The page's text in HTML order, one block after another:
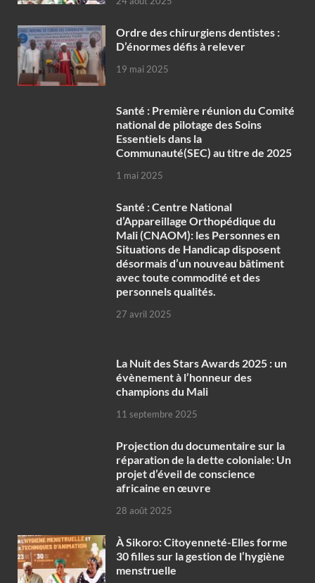
Ordre des chirurgiens dentistes :
D’énormes défis à relever
19 mai 2025
Santé : Première réunion du Comité
national de pilotage des Soins
Essentiels dans la
Communauté(SEC) au titre de 2025
1 mai 2025
Santé : Centre National
d’Appareillage Orthopédique du
Mali (CNAOM): les Personnes en
Situations de Handicap disposent
désormais d’un nouveau bâtiment
avec toute commodité et des
personnels qualités.
27 avril 2025
‎La Nuit des Stars Awards 2025 : un évènement à
l’honneur des champions du Mali
réparation de la dette coloniale: Un
projet d’éveil de conscience
africaine en œuvre‎
28 août 2025
30 filles sur la gestion de l’hygiène
menstruelle
24 août 2025